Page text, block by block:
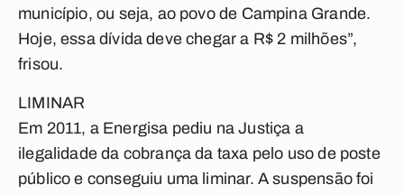
município, ou seja, ao povo de Campina Grande.
Hoje, essa dívida deve chegar a R$ 2 milhões”,
frisou.
LIMINAR
Em 2011, a Energisa pediu na Justiça a
ilegalidade da cobrança da taxa pelo uso de poste
público e conseguiu uma liminar. A suspensão foi